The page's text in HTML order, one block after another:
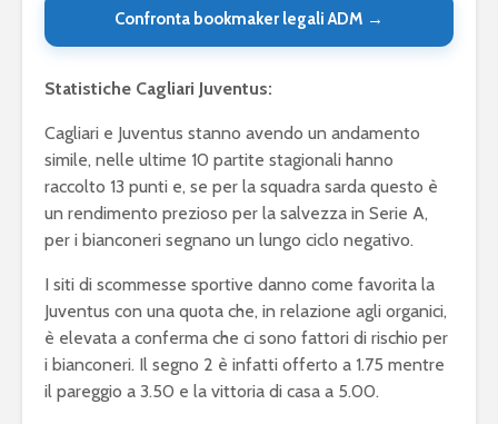
Confronta bookmaker legali ADM →
Statistiche Cagliari Juventus:
Cagliari e Juventus stanno avendo un andamento
simile, nelle ultime 10 partite stagionali hanno
raccolto 13 punti e, se per la squadra sarda questo è
un rendimento prezioso per la salvezza in Serie A,
per i bianconeri segnano un lungo ciclo negativo.
I siti di scommesse sportive danno come favorita la
Juventus con una quota che, in relazione agli organici,
è elevata a conferma che ci sono fattori di rischio per
i bianconeri. Il segno 2 è infatti offerto a 1.75 mentre
il pareggio a 3.50 e la vittoria di casa a 5.00.